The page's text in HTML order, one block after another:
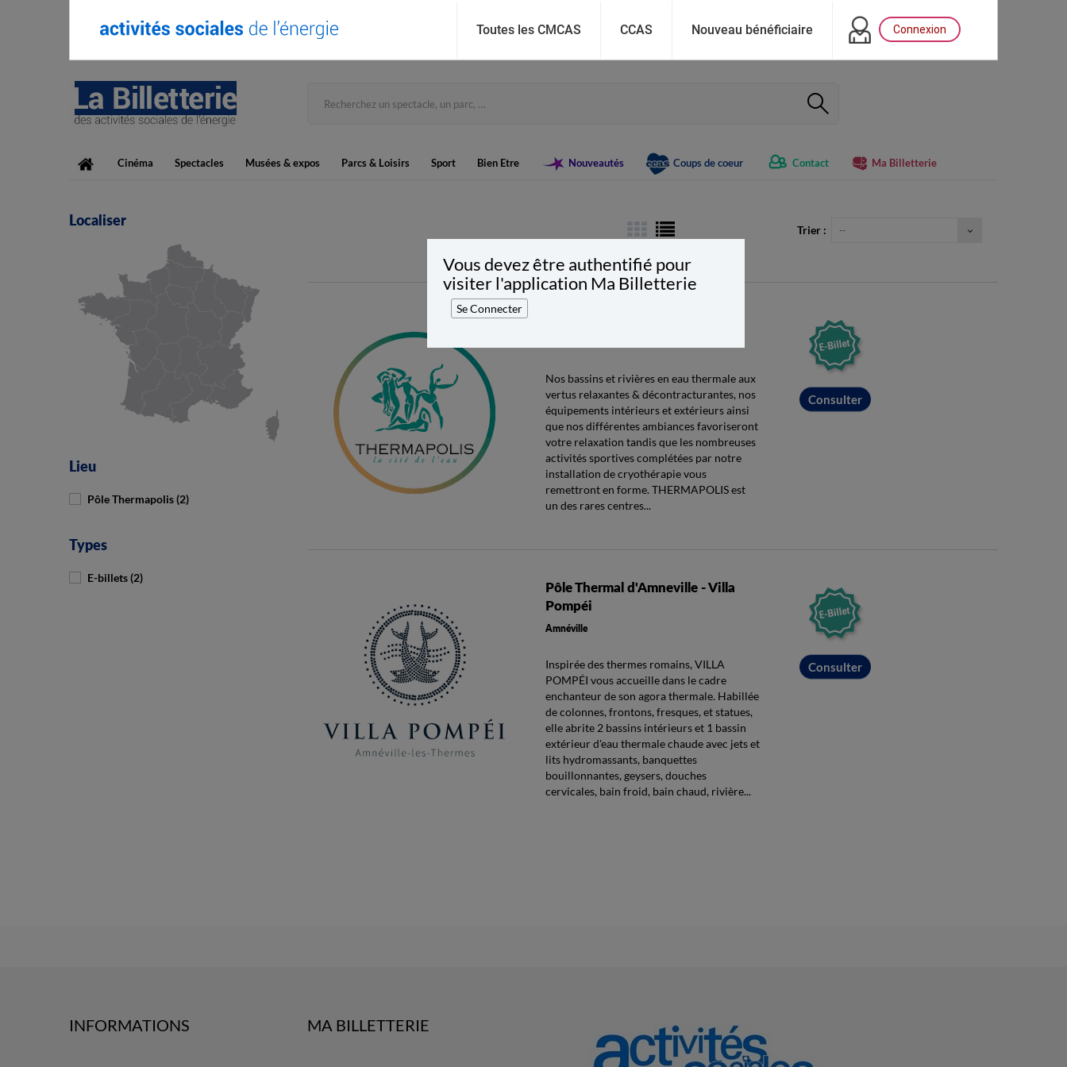
Toutes les CMCAS CCAS Nouveau bénéficiaire Connexion
Vous devez être authentifié pour
visiter l'application Ma Billetterie
Se Connecter
Cinéma Spectacles Musées & expos Parcs & Loisirs Sport Bien Etre Nouveautés Coups de coeur Contact Ma Billetterie
Localiser
Lieu
Pôle Thermapolis(2)
Types
E-billets(2)
Trier : --
Nos bassins et rivières en eau thermale aux
vertus relaxantes & décontracturantes, nos
équipements intérieurs et extérieurs ainsi
que nos différentes ambiances favoriseront
votre relaxation tandis que les nombreuses
activités sportives complétées par notre
installation de cryothérapie vous
remettront en forme. THERMAPOLIS est
un des rares centres...
Consulter
Pôle Thermal d'Amneville - Villa
Pompéi
Amnéville
Inspirée des thermes romains, VILLA
POMPÉI vous accueille dans le cadre
enchanteur de son agora thermale. Habillée
de colonnes, frontons, fresques, et statues,
elle abrite 2 bassins intérieurs et 1 bassin
extérieur d'eau thermale chaude avec jets et
lits hydromassants, banquettes
bouillonnantes, geysers, douches
cervicales, bain froid, bain chaud, rivière...
Consulter
INFORMATIONS MA BILLETTERIE